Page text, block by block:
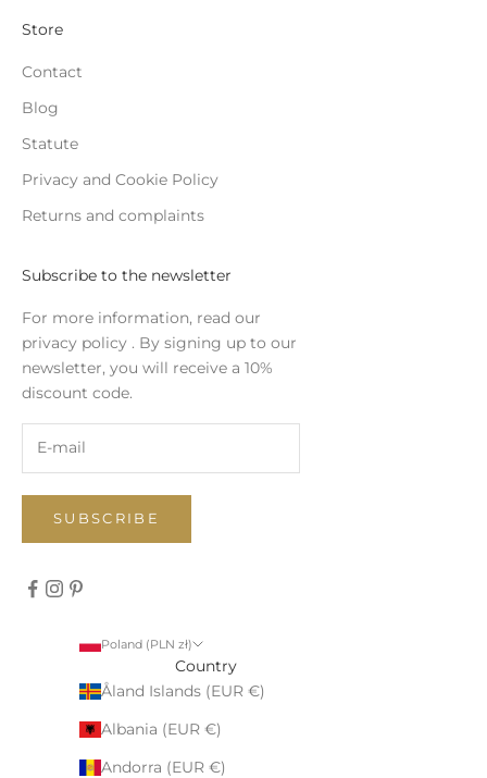
Store
Contact
Blog
Statute
Privacy and Cookie Policy
Returns and complaints
Subscribe to the newsletter
For more information, read our
privacy policy . By signing up to our
newsletter, you will receive a 10%
discount code.
SUBSCRIBE
Poland (PLN zł)
Country
Åland Islands (EUR €)
Albania (EUR €)
Andorra (EUR €)